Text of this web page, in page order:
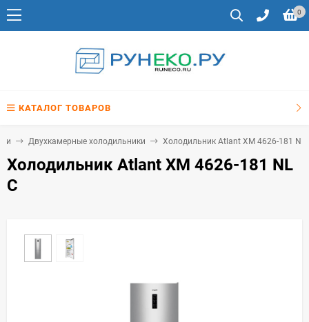
0
КАТАЛОГ ТОВАРОВ
Двухкамерные холодильники Холодильник Atlant ХМ 4626-181 NL
Холодильник Atlant ХМ 4626-181 NL
C